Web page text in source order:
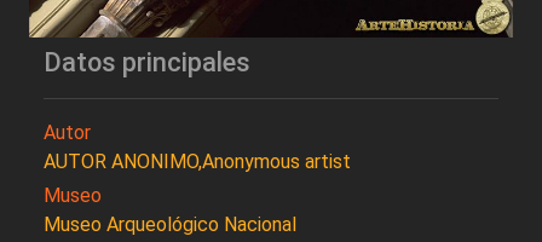
Datos principales
Autor
AUTOR ANONIMO,Anonymous artist
Museo
Museo Arqueológico Nacional